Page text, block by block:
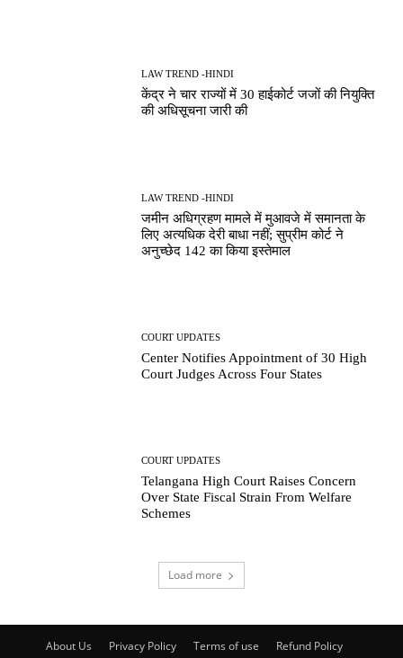
LAW TREND -HINDI
केंद्र ने चार राज्यों में 30 हाईकोर्ट जजों की नियुक्ति
की अधिसूचना जारी की
LAW TREND -HINDI
जमीन अधिग्रहण मामले में मुआवजे में समानता के
लिए अत्यधिक देरी बाधा नहीं; सुप्रीम कोर्ट ने
अनुच्छेद 142 का किया इस्तेमाल
COURT UPDATES
Center Notifies Appointment of 30 High
Court Judges Across Four States
COURT UPDATES
Telangana High Court Raises Concern
Over State Fiscal Strain From Welfare
Schemes
Load more
About Us Privacy Policy Terms of use
Refund Policy